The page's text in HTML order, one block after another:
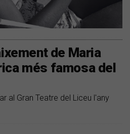
de Maria
més famosa del
al Gran Teatre del Liceu l'any